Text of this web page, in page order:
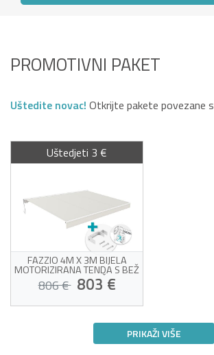
PROMOTIVNI PAKET
Uštedite novac! Otkrijte pakete povezane
Uštedjeti 3 €
FAZZIO 4M X 3M BIJELA
MOTORIZIRANA TENDA S BEŽ
TKANINOM I MONTAŽOM NA
STROP
806 € 803 €
montažom na strop
Bijeli okvir i bež tkanina od
Procijenjena dostava između 17/08 i
PRIKAŽI VIŠE